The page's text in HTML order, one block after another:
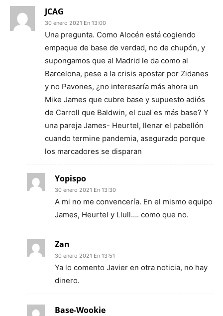
JCAG
30 enero 2021 En 13:00
Una pregunta. Como Alocén está cogiendo
empaque de base de verdad, no de chupón, y
supongamos que al Madrid le da como al
Barcelona, pese a la crisis apostar por Zidanes
y no Pavones, ¿no interesaría más ahora un
Mike James que cubre base y supuesto adiós
de Carroll que Baldwin, el cual es más base? Y
una pareja James- Heurtel, llenar el pabellón
cuando termine pandemia, asegurado porque
los marcadores se disparan
Yopispo
30 enero 2021 En 13:30
A mi no me convencería. En el mismo equipo
James, Heurtel y Llull…. como que no.
Zan
30 enero 2021 En 13:51
Ya lo comento Javier en otra noticia, no hay
dinero.
Base-Wookie